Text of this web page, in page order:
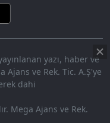
yazı, haber ve
ve Rek. Tic. A.Ş'ye
dahi
Mega Ajans ve Rek.